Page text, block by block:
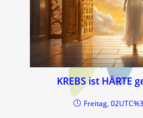
KREBS ist HÄRTE
Freitag,